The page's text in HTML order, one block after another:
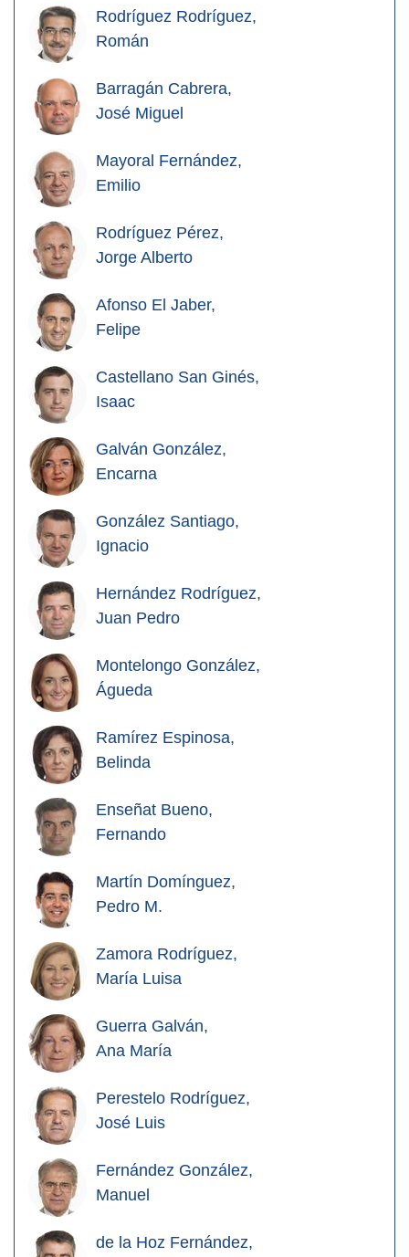
Rodríguez Rodríguez,
Román
Barragán Cabrera,
José Miguel
Mayoral Fernández,
Emilio
Rodríguez Pérez,
Jorge Alberto
Afonso El Jaber,
Felipe
Castellano San Ginés,
Isaac
Galván González,
Encarna
González Santiago,
Ignacio
Hernández Rodríguez,
Juan Pedro
Montelongo González,
Águeda
Ramírez Espinosa,
Belinda
Enseñat Bueno,
Fernando
Martín Domínguez,
Pedro M.
Zamora Rodríguez,
María Luisa
Guerra Galván,
Ana María
Perestelo Rodríguez,
José Luis
Fernández González,
Manuel
de la Hoz Fernández,